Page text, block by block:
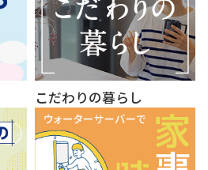
おいしさを研究分析